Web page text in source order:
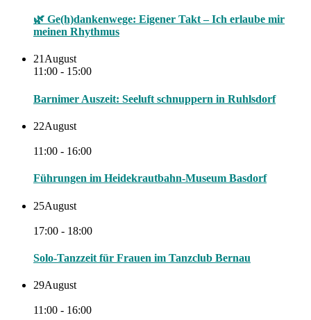
🌿 Ge(h)dankenwege: Eigener Takt – Ich erlaube mir
meinen Rhythmus
21August
11:00 - 15:00
Barnimer Auszeit: Seeluft schnuppern in Ruhlsdorf
22August
11:00 - 16:00
Führungen im Heidekrautbahn-Museum Basdorf
25August
17:00 - 18:00
Solo-Tanzzeit für Frauen im Tanzclub Bernau
29August
11:00 - 16:00